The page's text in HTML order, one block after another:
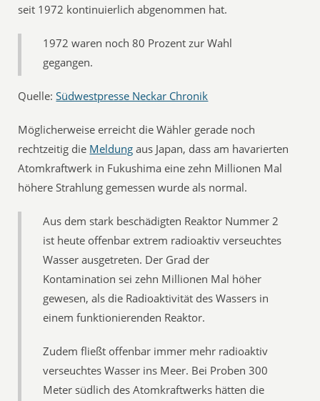
seit 1972 kontinuierlich abgenommen hat.
1972 waren noch 80 Prozent zur Wahl
gegangen.
Quelle:Südwestpresse Neckar Chronik
Möglicherweise erreicht die Wähler gerade noch
rechtzeitig die Meldung aus Japan, dass am havarierten
Atomkraftwerk in Fukushima eine zehn Millionen Mal
höhere Strahlung gemessen wurde als normal.
Aus dem stark beschädigten Reaktor Nummer 2
ist heute offenbar extrem radioaktiv verseuchtes
Wasser ausgetreten. Der Grad der
Kontamination sei zehn Millionen Mal höher
gewesen, als die Radioaktivität des Wassers in
einem funktionierenden Reaktor.
Zudem fließt offenbar immer mehr radioaktiv
verseuchtes Wasser ins Meer. Bei Proben 300
Meter südlich des Atomkraftwerks hätten die